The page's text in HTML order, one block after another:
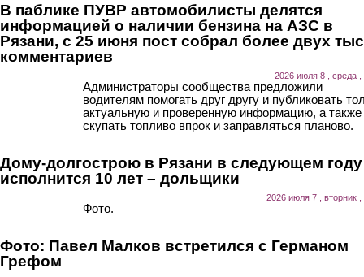
В паблике ПУВР автомобилисты делятся
информацией о наличии бензина на АЗС в
Рязани, с 25 июня пост собрал более двух
комментариев
2026 июля 8 , среда ,
Администраторы сообщества предложили
водителям помогать друг другу и публиковать
актуальную и проверенную информацию, а также
скупать топливо впрок и заправляться планово.
Дому-долгострою в Рязани в следующем году
исполнится 10 лет – дольщики
2026 июля 7 , вторник ,
Фото.
Фото: Павел Малков встретился с Германом
Грефом